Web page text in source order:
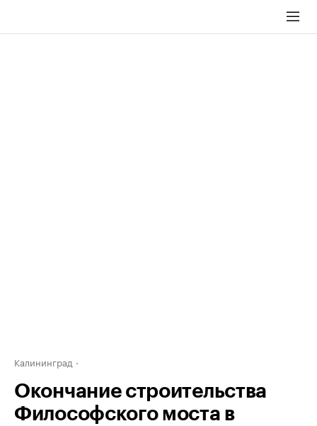
Калининград
Окончание строительства
Философского моста в